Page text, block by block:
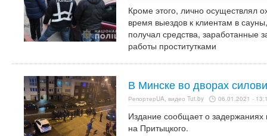
Кроме этого, лично осуществлял
время выездов к клиентам в
получал средства, заработанные
работы проститутками
В Минске во дворах
РепортерUA, видео Tut.by 06.01.2021 -
Издание сообщает о
на Притыцкого.